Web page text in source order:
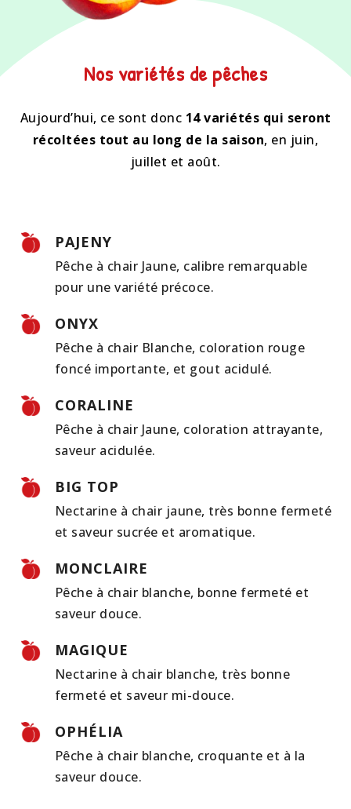
Nos variétés de pêches
Aujourd’hui, ce sont donc 14 variétés qui seront
récoltées tout au long de la saison, en juin,
juillet et août.
PAJENY
Pêche à chair Jaune, calibre remarquable
pour une variété précoce.
ONYX
Pêche à chair Blanche, coloration rouge
foncé importante, et gout acidulé.
CORALINE
Pêche à chair Jaune, coloration attrayante,
saveur acidulée.
BIG TOP
Nectarine à chair jaune, très bonne fermeté
et saveur sucrée et aromatique.
MONCLAIRE
Pêche à chair blanche, bonne fermeté et
saveur douce.
MAGIQUE
Nectarine à chair blanche, très bonne
fermeté et saveur mi-douce.
OPHÉLIA
Pêche à chair blanche, croquante et à la
saveur douce.